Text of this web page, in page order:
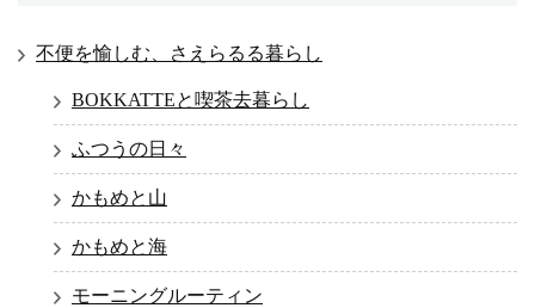
不便を愉しむ、さえらるる暮らし
BOKKATTEと喫茶去暮らし
ふつうの日々
かもめと山
かもめと海
モーニングルーティン